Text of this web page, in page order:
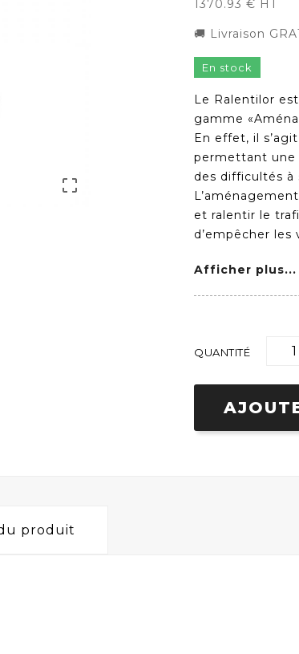

1370.93 € HT
🚚 Livraison
En stock
Le Ralentilor
gamme
En effet, il
permettant une
des difficultés à
et ralentir le
d’empêcher les
Afficher plus...
QUANTITÉ
produit